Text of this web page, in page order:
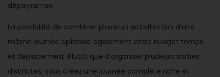
dépaysantes.
La possibilité de combiner plusieurs activités lors d’une
même journée optimise également votre budget temps
et déplacement. Plutôt que d’organiser plusieurs sorties
distinctes, vous créez une journée complète riche et